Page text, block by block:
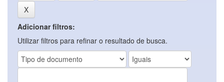
Adicionar filtros:
Utilizar filtros para refinar o resultado de busca.